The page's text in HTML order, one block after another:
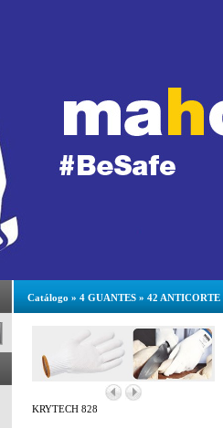
Catálogo » 4 GUANTES » 42 ANTICORTE
KRYTECH 828